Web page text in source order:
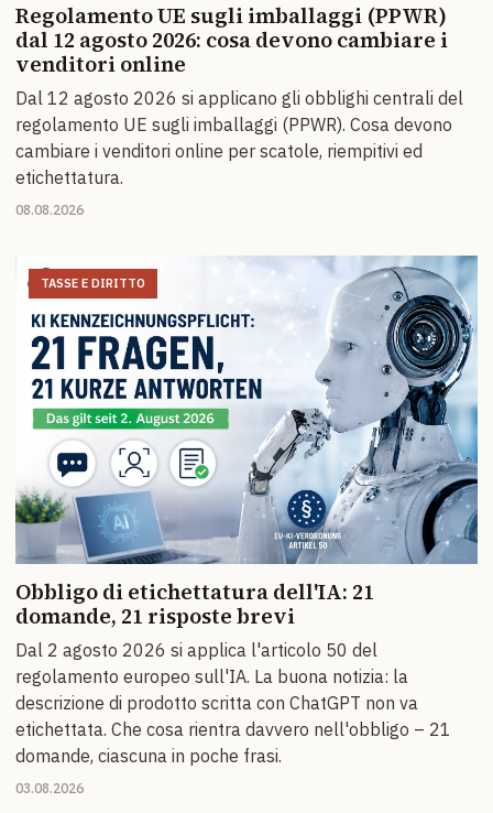
Regolamento UE sugli imballaggi (PPWR)
dal 12 agosto 2026: cosa devono cambiare i
venditori online
Dal 12 agosto 2026 si applicano gli obblighi centrali del
regolamento UE sugli imballaggi (PPWR). Cosa devono
cambiare i venditori online per scatole, riempitivi ed
etichettatura.
08.08.2026
TASSE E DIRITTO
Obbligo di etichettatura dell'IA: 21
domande, 21 risposte brevi
Dal 2 agosto 2026 si applica l'articolo 50 del
regolamento europeo sull'IA. La buona notizia: la
descrizione di prodotto scritta con ChatGPT non va
etichettata. Che cosa rientra davvero nell'obbligo – 21
domande, ciascuna in poche frasi.
03.08.2026